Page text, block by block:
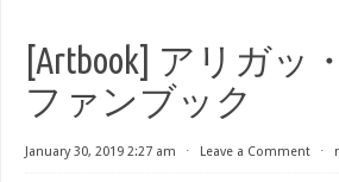
[Artbook] アリガ
ファンブック
January 30, 2019 2:27 am ⋅ Leave a Comment ⋅